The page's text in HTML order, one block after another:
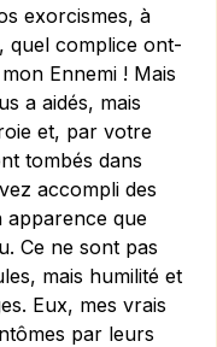
exorcismes, à
quel complice ont-
Ennemi ! Mais
a aidés, mais
et, par votre
tombés dans
accompli des
apparence que
Ce ne sont pas
mais humilité et
Eux, mes vrais
par leurs